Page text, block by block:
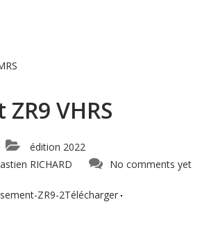
VHRS
édition 2022
RICHARD No comments yet
ZR9-2Télécharger